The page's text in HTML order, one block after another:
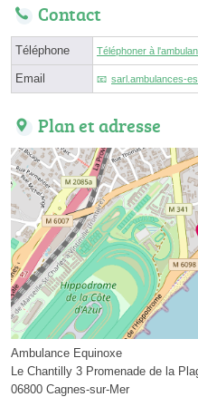
Contact
Téléphone Téléphoner à
Email sarl.ambulances-
Plan et adresse
Ambulance Equinoxe
Le Chantilly 3 Promenade de la
06800 Cagnes-sur-Mer